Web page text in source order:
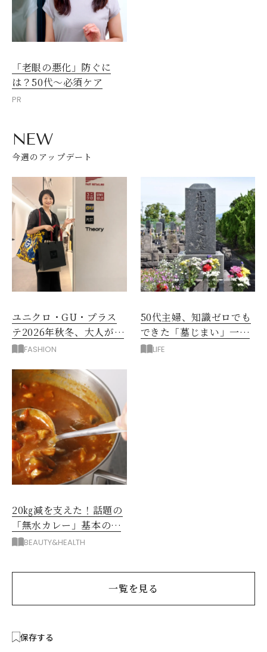
「老眼の悪化」防ぐに
は？50代～必須ケア
PR
NEW
今週のアップデート
ユニクロ・GU・プラス
テ2026年秋冬、大人が着
たい新作服は？
FASHION
50代主婦、知識ゼロでも
できた「墓じまい」一つ
後悔したのは、ある順
LIFE
20㎏減を支えた！話題の
「無水カレー」基本の作
り方とおすすめルウ6選
BEAUTY&HEALTH
一覧を見る
保存する